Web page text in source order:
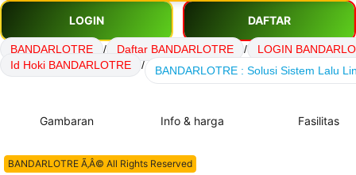
LOGIN DAFTAR
BANDARLOTRE / Daftar BANDARLOTRE /
LOGIN
Id Hoki BANDARLOTRE
/ BANDARLOTRE : Solusi Sistem Lalu
Gambaran Info & harga Fasilitas
BANDARLOTRE Ã‚Â© All Rights Reserved